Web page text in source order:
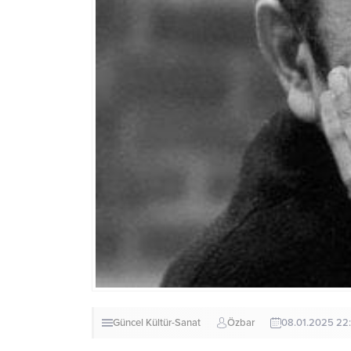
Güncel Kültür-Sanat Özbar 08.01.2025